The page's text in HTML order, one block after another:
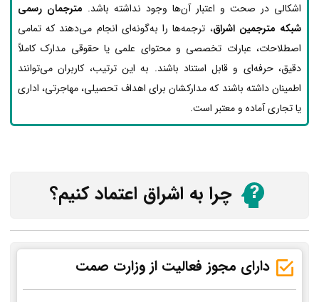
اشکالی در صحت و اعتبار آن‌ها وجود نداشته باشد. مترجمان رسمی
شبکه مترجمین اشراق، ترجمه‌ها را به‌گونه‌ای انجام می‌دهند که تمامی
اصطلاحات، عبارات تخصصی و محتوای علمی یا حقوقی مدارک کاملاً
دقیق، حرفه‌ای و قابل استناد باشند. به این ترتیب، کاربران می‌توانند
اطمینان داشته باشند که مدارکشان برای اهداف تحصیلی، مهاجرتی، اداری
یا تجاری آماده و معتبر است.
چرا به اشراق اعتماد کنیم؟
دارای مجوز فعالیت از وزارت صمت